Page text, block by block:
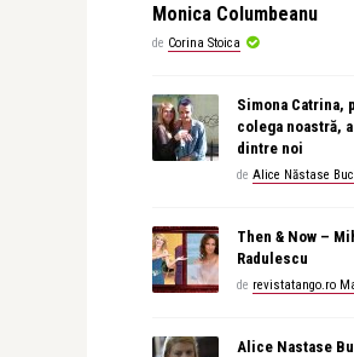
Monica Columbeanu
de Corina Stoica
Simona Catrina,
colega noastră,
dintre noi
de Alice Năstase
Then & Now –
Radulescu
de revistatango.ro
Alice Nastase